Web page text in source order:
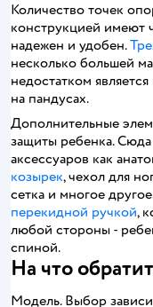
Количество точек
конструкцией имеют
надежен и удобен.
несколько большей
недостатком
на пандусах.
Дополнительные
защиты ребенка. Сюда
аксессуаров как
козырек, чехол для
сетка и многое
перекидной ручкой,
любой стороны -
спиной.
На что
Модель. Выбор